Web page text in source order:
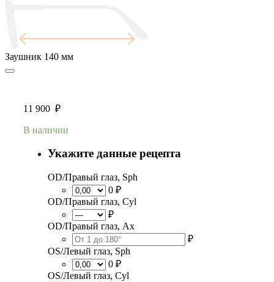
Заушник 140 мм
11 900 ₽
В наличии
Укажите данные рецепта
OD/Правый глаз, Sph
0 ₽
OD/Правый глаз, Cyl
₽
OD/Правый глаз, Ax
₽
OS/Левый глаз, Sph
0 ₽
OS/Левый глаз, Cyl